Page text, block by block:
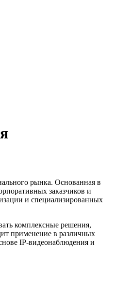
рынка. Основанная в
заказчиков и
и специализированных
комплексные решения,
применение в различных
IP-видеонаблюдения и